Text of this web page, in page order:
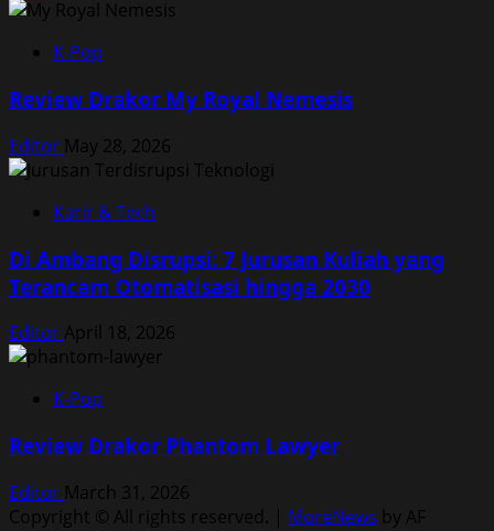
K-Pop
Review Drakor My Royal Nemesis
Editor May 28, 2026
Karir & Tech
Di Ambang Disrupsi: 7 Jurusan Kuliah yang
Terancam Otomatisasi hingga 2030
Editor April 18, 2026
K-Pop
Review Drakor Phantom Lawyer
Editor March 31, 2026
Copyright © All rights reserved. | MoreNews by AF